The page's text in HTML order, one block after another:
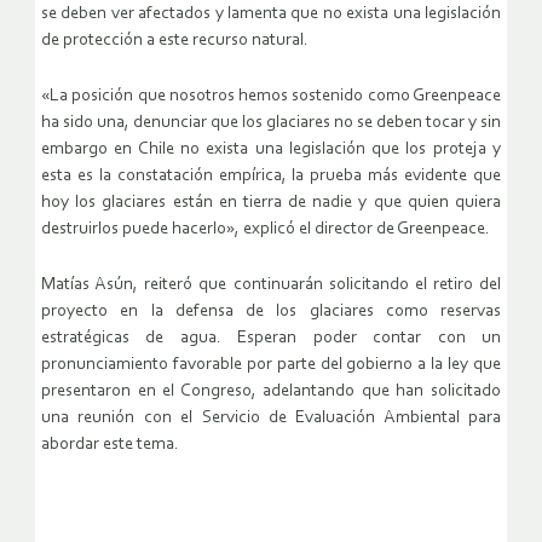
se deben ver afectados y lamenta que no exista una legislación
de protección a este recurso natural.
«La posición que nosotros hemos sostenido como Greenpeace
ha sido una, denunciar que los glaciares no se deben tocar y sin
embargo en Chile no exista una legislación que los proteja y
esta es la constatación empírica, la prueba más evidente que
hoy los glaciares están en tierra de nadie y que quien quiera
destruirlos puede hacerlo», explicó el director de Greenpeace.
Matías Asún, reiteró que continuarán solicitando el retiro del
proyecto en la defensa de los glaciares como reservas
estratégicas de agua. Esperan poder contar con un
pronunciamiento favorable por parte del gobierno a la ley que
presentaron en el Congreso, adelantando que han solicitado
una reunión con el Servicio de Evaluación Ambiental para
abordar este tema.